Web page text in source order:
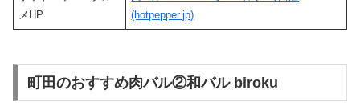
メHP
(hotpepper.jp)
町田のおすすめ肉バル②和バル biroku